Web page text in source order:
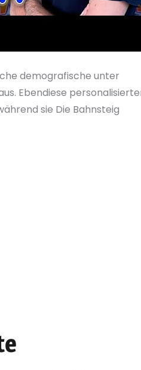
demografische unter
Ebendiese
sie Die Bahnsteig